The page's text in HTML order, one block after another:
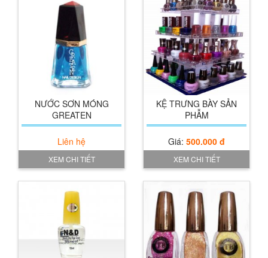
NƯỚC SƠN MÓNG
GREATEN
Liên hệ
XEM CHI TIẾT
Xem chi tiết
KỆ TRƯNG BÀY SẢN
PHẪM
Giá: 500.000 đ
XEM CHI TIẾT
Xem chi tiết
Chăm sóc móng PROSPER 18ml (Nail
Nước pha sơn PROSPER (Thinner)
Giá: 33.000 đ
Nước Bóng mau khô cực nhanh
N&D(Quick Dry Top Coat)
Sơn Prosper No1